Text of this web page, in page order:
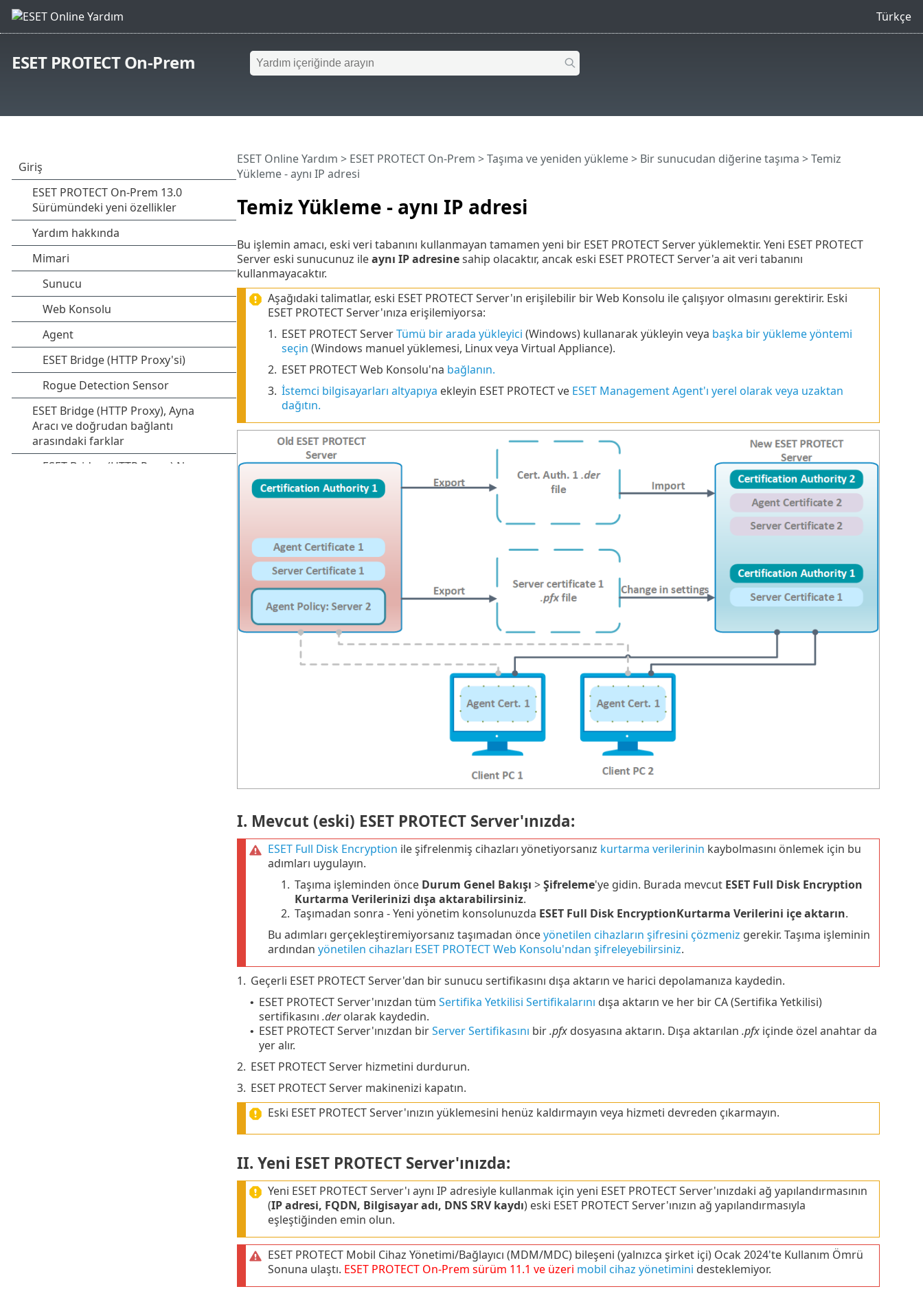
Türkçe
ESET PROTECT On-Prem
Temiz Yükleme - aynı IP adresi
ESET Online Yardım > ESET PROTECT On-Prem >Taşıma ve yeniden yükleme> Bir sunucudan diğerine taşıma > Temiz
Yükleme - aynı IP adresi
Bu işlemin amacı, eski veri tabanını kullanmayan tamamen yeni bir ESET PROTECT Server yüklemektir. Yeni ESET PROTECT
Server eski sunucunuz ileaynı IP adresinesahip olacaktır, ancak eski ESET PROTECT Server'a ait veri tabanını
kullanmayacaktır.
Aşağıdaki talimatlar, eski ESET PROTECT Server'ın erişilebilir bir Web Konsolu ile çalışıyor olmasını gerektirir. Eski
ESET PROTECT Server'ınıza erişilemiyorsa:
1. ESET PROTECT ServerTümü bir arada yükleyici (Windows) kullanarak yükleyin veya başka bir yükleme yöntemi
seçin (Windows manuel yüklemesi, Linux veya Virtual Appliance).
2. ESET PROTECT Web Konsolu'na bağlanın.
3. İstemci bilgisayarları altyapıya ekleyin ESET PROTECT ve ESET Management Agent'ı yerel olarak veya uzaktan
dağıtın.
I. Mevcut (eski) ESET PROTECT Server'ınızda:
ESET Full Disk Encryption ile şifrelenmiş cihazları yönetiyorsanız kurtarma verilerinin kaybolmasını önlemek için bu
adımları uygulayın.
1. Taşıma işleminden önce Durum Genel Bakışı >Şifreleme'ye gidin. Burada mevcut ESET Full Disk Encryption
Kurtarma Verilerinizi dışa aktarabilirsiniz.
2. Taşımadan sonra - Yeni yönetim konsolunuzda ESET Full Disk EncryptionKurtarma Verilerini içe aktarın.
Bu adımları gerçekleştiremiyorsanız taşımadan önceyönetilen cihazların şifresini çözmeniz gerekir. Taşıma işleminin
ardından yönetilen cihazları ESET PROTECT Web Konsolu'ndan şifreleyebilirsiniz.
1. Geçerli ESET PROTECT Server'dan bir sunucu sertifikasını dışa aktarın ve harici depolamanıza kaydedin.
• ESET PROTECT Server'ınızdan tüm Sertifika Yetkilisi Sertifikalarını dışa aktarın ve her bir CA (Sertifika Yetkilisi)
sertifikasını .derolarak kaydedin.
• ESET PROTECT Server'ınızdan birServer Sertifikasını bir.pfxdosyasına aktarın. Dışa aktarılan .pfxiçinde özel anahtar da
yer alır.
2. ESET PROTECT Server hizmetini durdurun.
3. ESET PROTECT Server makinenizi kapatın.
Eski ESET PROTECT Server'ınızın yüklemesini henüz kaldırmayın veya hizmeti devreden çıkarmayın.
II. Yeni ESET PROTECT Server'ınızda:
Yeni ESET PROTECT Server'ı aynı IP adresiyle kullanmak için yeni ESET PROTECT Server'ınızdaki ağ yapılandırmasının
(IP adresi, FQDN, Bilgisayar adı, DNS SRV kaydı) eski ESET PROTECT Server'ınızın ağ yapılandırmasıyla
eşleştiğinden emin olun.
ESET PROTECT Mobil Cihaz Yönetimi/Bağlayıcı (MDM/MDC) bileşeni (yalnızca şirket içi) Ocak 2024'te Kullanım Ömrü
Sonuna ulaştı. ESET PROTECT On-Prem sürüm 11.1 ve üzeri mobil cihaz yönetimini desteklemiyor.